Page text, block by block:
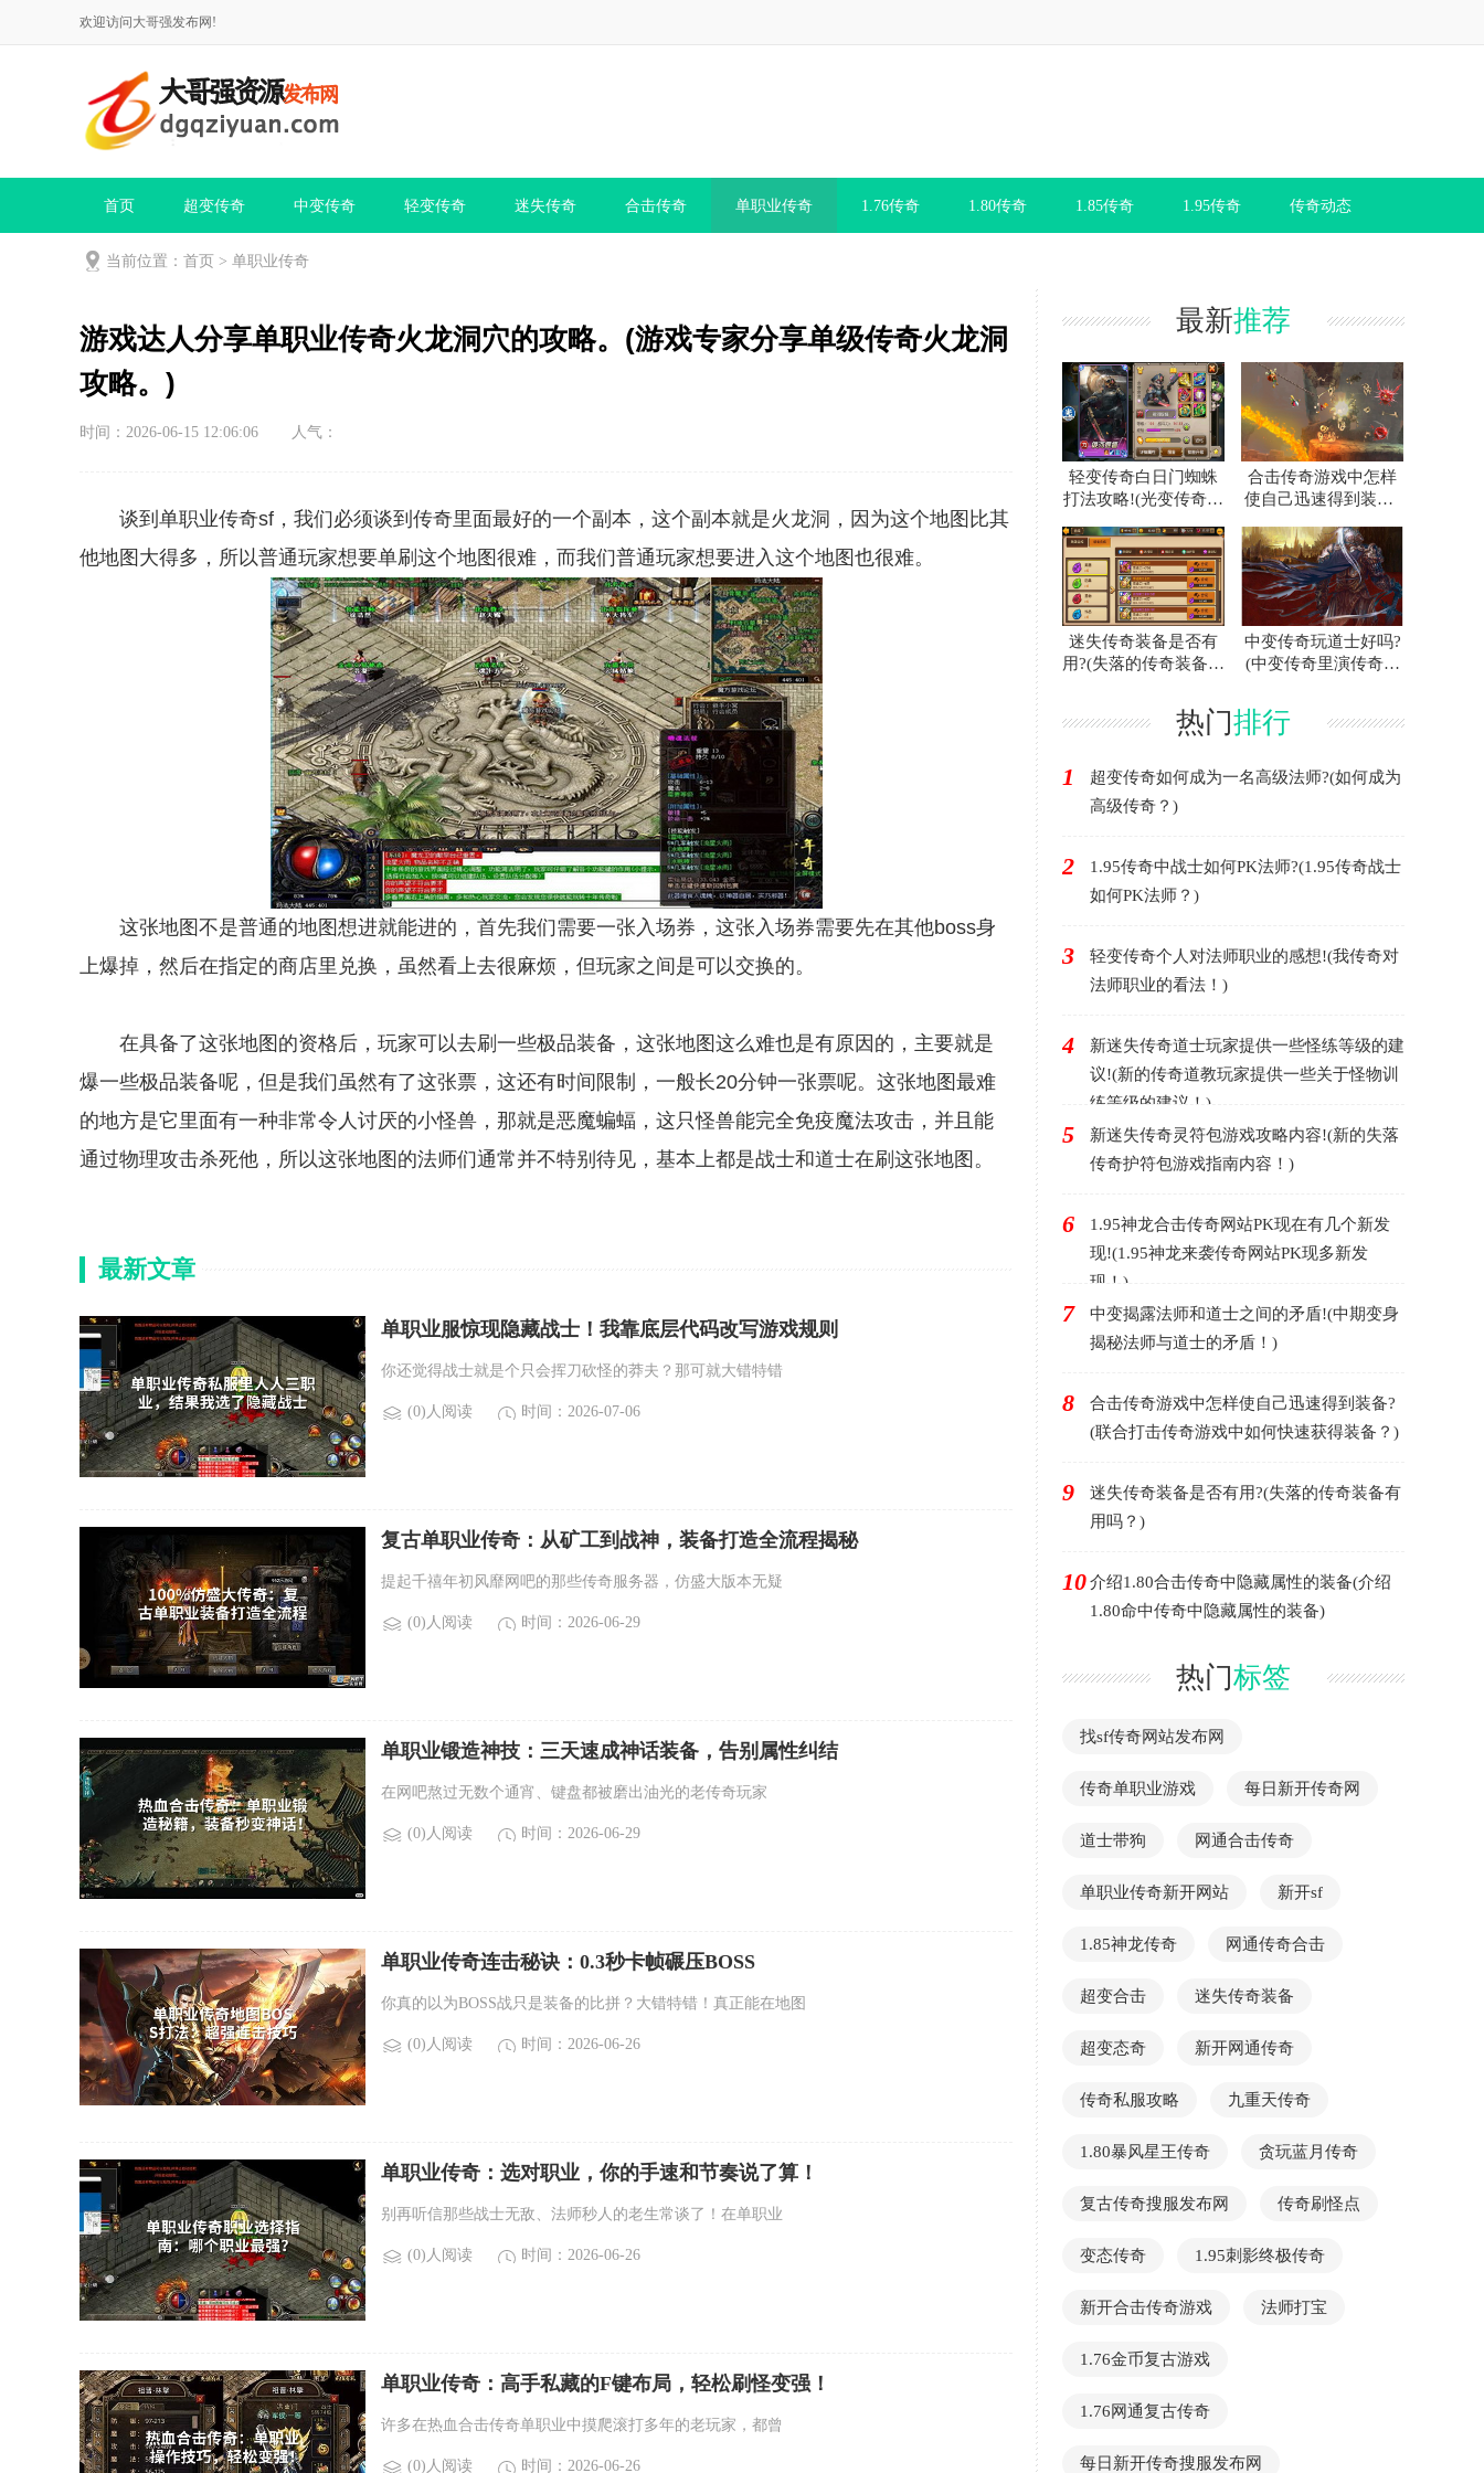
欢迎访问大哥强发布网!
首页 超变传奇 中变传奇 轻变传奇 迷失传奇 合击传奇 单职业传奇 1.76传奇 1.80传奇 1.85传奇 1.95传奇 传奇动态
当前位置： 首页 > 单职业传奇
游戏达人分享单职业传奇火龙洞穴的攻略。(游戏专家分享单级传奇火龙洞
攻略。)
时间：2026-06-15 12:06:06 人气：
谈到单职业传奇sf，我们必须谈到传奇里面最好的一个副本，这个副本就是火龙洞，因为这个地图比其
他地图大得多，所以普通玩家想要单刷这个地图很难，而我们普通玩家想要进入这个地图也很难。
这张地图不是普通的地图想进就能进的，首先我们需要一张入场券，这张入场券需要先在其他boss身
上爆掉，然后在指定的商店里兑换，虽然看上去很麻烦，但玩家之间是可以交换的。
在具备了这张地图的资格后，玩家可以去刷一些极品装备，这张地图这么难也是有原因的，主要就是
爆一些极品装备呢，但是我们虽然有了这张票，这还有时间限制，一般长20分钟一张票呢。这张地图最难
的地方是它里面有一种非常令人讨厌的小怪兽，那就是恶魔蝙蝠，这只怪兽能完全免疫魔法攻击，并且能
通过物理攻击杀死他，所以这张地图的法师们通常并不特别待见，基本上都是战士和道士在刷这张地图。
最新文章
单职业服惊现隐藏战士！我靠底层代码改写游戏规则
你还觉得战士就是个只会挥刀砍怪的莽夫？那可就大错特错
(0)人阅读 时间：2026-07-06
复古单职业传奇：从矿工到战神，装备打造全流程揭秘
提起千禧年初风靡网吧的那些传奇服务器，仿盛大版本无疑
(0)人阅读 时间：2026-06-29
单职业锻造神技：三天速成神话装备，告别属性纠结
在网吧熬过无数个通宵、键盘都被磨出油光的老传奇玩家
(0)人阅读 时间：2026-06-29
单职业传奇连击秘诀：0.3秒卡帧碾压BOSS
你真的以为BOSS战只是装备的比拼？大错特错！真正能在地图
(0)人阅读 时间：2026-06-26
单职业传奇：选对职业，你的手速和节奏说了算！
别再听信那些战士无敌、法师秒人的老生常谈了！在单职业
(0)人阅读 时间：2026-06-26
单职业传奇：高手私藏的F键布局，轻松刷怪变强！
许多在热血合击传奇单职业中摸爬滚打多年的老玩家，都曾
(0)人阅读 时间：2026-06-26
最新推荐
轻变传奇白日门蜘蛛
打法攻略!(光变传奇白
合击传奇游戏中怎样
使自己迅速得到装备?
如何快速获得装备？)
迷失传奇装备是否有
用?(失落的传奇装备有
中变传奇玩道士好吗?
(中变传奇里演传奇好
热门排行
1
超变传奇如何成为一名高级法师?(如何成为
高级传奇？)
2
1.95传奇中战士如何PK法师?(1.95传奇战士
如何PK法师？)
3
轻变传奇个人对法师职业的感想!(我传奇对
法师职业的看法！)
4
新迷失传奇道士玩家提供一些怪练等级的建
议!(新的传奇道教玩家提供一些关于怪物训
练等级的建议！)
5
新迷失传奇灵符包游戏攻略内容!(新的失落
传奇护符包游戏指南内容！)
6
1.95神龙合击传奇网站PK现在有几个新发
现!(1.95神龙来袭传奇网站PK现多新发
现！)
7
中变揭露法师和道士之间的矛盾!(中期变身
揭秘法师与道士的矛盾！)
8
合击传奇游戏中怎样使自己迅速得到装备?
(联合打击传奇游戏中如何快速获得装备？)
9
迷失传奇装备是否有用?(失落的传奇装备有
用吗？)
10介绍1.80合击传奇中隐藏属性的装备(介绍
1.80命中传奇中隐藏属性的装备)
热门标签
找sf传奇网站发布网
传奇单职业游戏 每日新开传奇网
道士带狗 网通合击传奇
单职业传奇新开网站 新开sf
1.85神龙传奇 网通传奇合击
超变合击 迷失传奇装备
超变态奇 新开网通传奇
传奇私服攻略 九重天传奇
1.80暴风星王传奇 贪玩蓝月传奇
复古传奇搜服发布网 传奇刷怪点
变态传奇 1.95刺影终极传奇
新开合击传奇游戏 法师打宝
1.76金币复古游戏
1.76网通复古传奇
每日新开传奇搜服发布网